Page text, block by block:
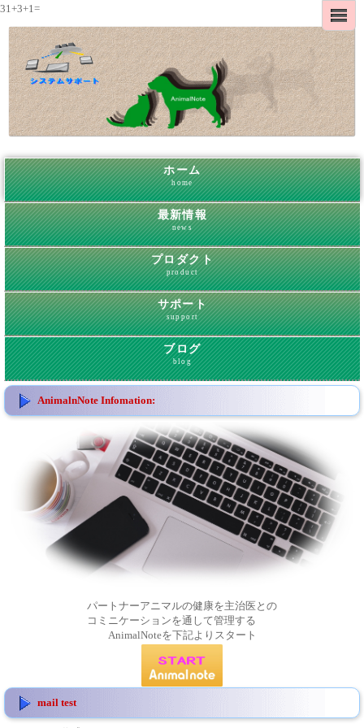
31+3+1=
ホーム
home
最新情報
news
プロダクト
product
サポート
support
ブログ
blog
AnimalnNote Infomation:
パートナーアニマルの健康を主治医との
コミニケーションを通して管理する
AnimalNoteを下記よりスタート
mail test